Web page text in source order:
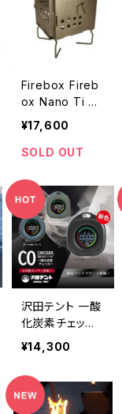
Firebox Fireb
ox Nano Ti Bo
x Set
¥17,600
SOLD OUT
沢田テント 一酸
化炭素チェッカ
ー
¥14,300